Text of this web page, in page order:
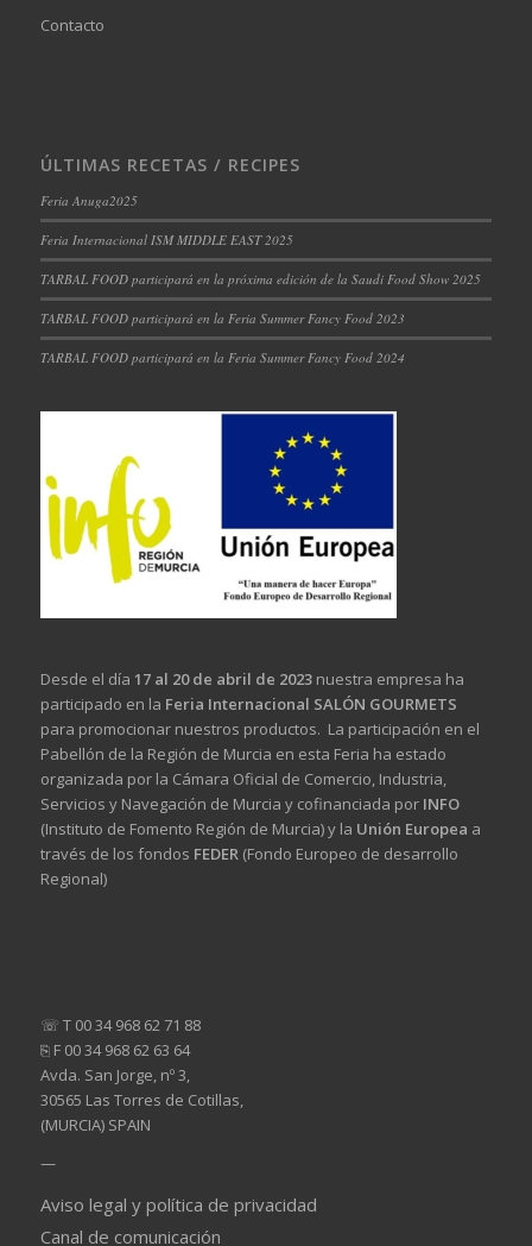
Contacto
ÚLTIMAS RECETAS / RECIPES
Feria Anuga2025
Feria Internacional ISM MIDDLE EAST 2025
TARBAL FOOD participará en la próxima edición de la Saudi Food Show 2025
TARBAL FOOD participará en la Feria Summer Fancy Food 2023
TARBAL FOOD participará en la Feria Summer Fancy Food 2024
Desde el día 17 al 20 de abril de 2023nuestra empresa ha
participado en la Feria Internacional SALÓN GOURMETS
para promocionar nuestros productos. La participación en el
Pabellón de la Región de Murcia en esta Feria ha estado
organizada por la Cámara Oficial de Comercio, Industria,
Servicios y Navegación de Murcia y cofinanciada por INFO
(Instituto de Fomento Región de Murcia) y la Unión Europea a
través de los fondos FEDER(Fondo Europeo de desarrollo
Regional)
☏ T 00 34 968 62 71 88
⎘ F 00 34 968 62 63 64
Avda. San Jorge, nº 3,
30565 Las Torres de Cotillas,
(MURCIA) SPAIN
—
Aviso legal y política de privacidad
Canal de comunicación